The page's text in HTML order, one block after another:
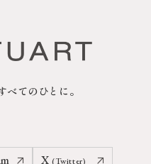
べてのひとに。
X (Twitter)